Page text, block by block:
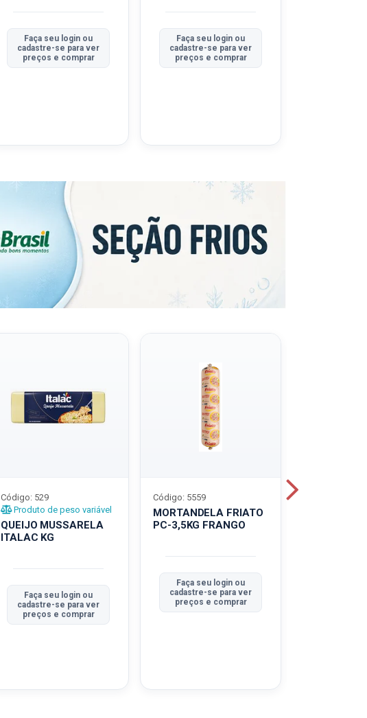
Faça seu login ou
cadastre-se para ver
preços e comprar
Faça seu login ou
cadastre-se para ver
preços e comprar
QUEIJO MUSSARELA
ITALAC KG
Código: 529
Produto de peso variável
Faça seu login ou
cadastre-se para ver
preços e comprar
MORTANDELA FRIATO
PC-3,5KG FRANGO
Código: 5559
Faça seu login ou
cadastre-se para ver
preços e comprar